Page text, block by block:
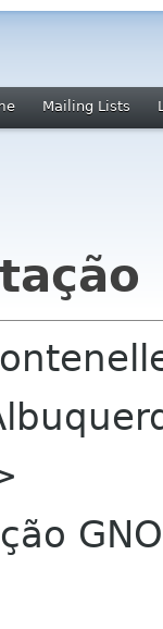
Mailing Lists